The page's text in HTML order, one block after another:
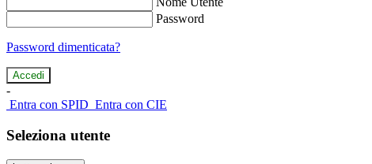
Password
Password dimenticata?
-
Entra con SPID Entra con CIE
Seleziona utente